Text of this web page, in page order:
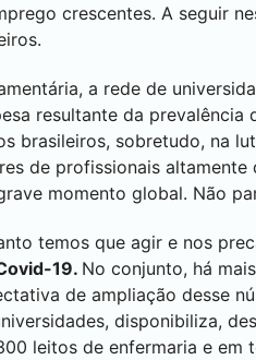
crescentes. A seguir
a rede de
resultante da
brasileiros, sobretudo, na
de profissionais
momento global. Não
temos que agir e nos
19. No conjunto, há
de ampliação desse
disponibiliza,
leitos de enfermaria e em